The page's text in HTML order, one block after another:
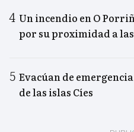
Un incendio en O
por su proximidad a
Evacúan de
de las islas Cíes